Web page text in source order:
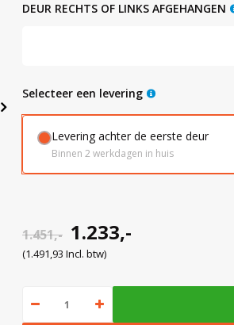
DEUR RECHTS OF LINKS AFGEHANGEN
Selecteer een levering
Levering achter de eerste deur
Binnen 2 werkdagen in huis
1.451,- 1.233,-
(1.491,93 Incl. btw)